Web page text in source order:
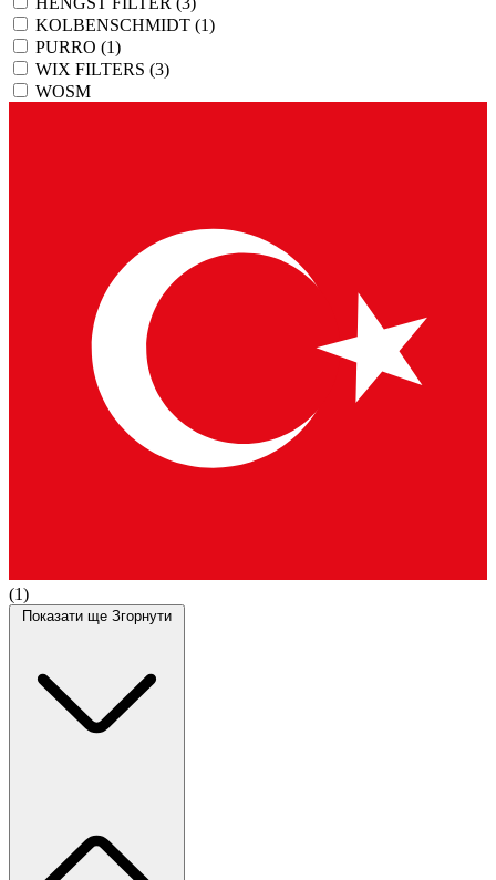
KOLBENSCHMIDT (1)
PURRO (1)
WIX FILTERS (3)
WOSM
(1)
Показати ще Згорнути